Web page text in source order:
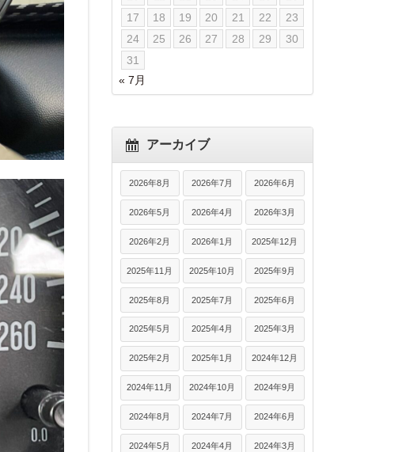
17
18 19 20 21 22
23
24
25 26 27 28 29
30
31
« 7月
アーカイブ
2026年8月 2026年7月 2026年6月
2026年5月 2026年4月 2026年3月
2026年2月 2026年1月 2025年12月
2025年11月 2025年10月 2025年9月
2025年8月 2025年7月 2025年6月
2025年5月 2025年4月 2025年3月
2025年2月 2025年1月 2024年12月
2024年11月 2024年10月 2024年9月
2024年8月 2024年7月 2024年6月
2024年5月 2024年4月 2024年3月